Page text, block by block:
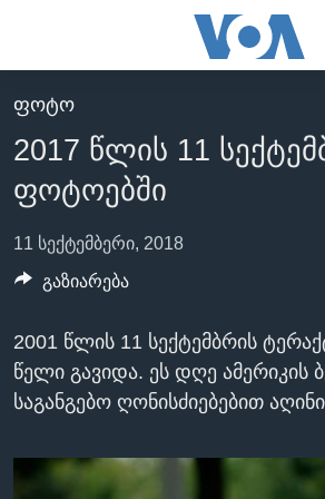
გადადით
მთავარზე
გადადით
მთავარ
ნავიგაციაზე
გადადით
ძიებაზე
ᲛᲗᲐᲕᲐᲠᲘ
ᲐᲮᲐᲚᲘ ᲐᲛᲑᲔᲑᲘ
ᲡᲐᲥᲐᲠᲗᲕᲔᲚᲝ
ᲐᲨᲨ
ᲐᲨᲨ-ᲘᲡ ᲐᲠᲩᲔᲕᲜᲔᲑᲘ 2024
ᲕᲘᲓᲔᲝᲔᲑᲘ
ᲒᲐᲓᲐᲪᲔᲛᲔᲑᲘ
ᲮᲔᲓᲕᲐ ᲕᲐᲨᲘᲜᲒᲢᲝᲜᲘᲓᲐᲜ
ᲞᲝᲚᲘᲢᲘᲙᲐ
ᲠᲣᲡᲔᲗᲘᲡ ᲨᲔᲭᲠᲐ ᲣᲙᲠᲐᲘᲜᲐᲨᲘ
ᲤᲝᲢᲝ
2017 წლის 11
ფოტოებში
11 სექტემბერი, 2018
2001 წლის 11 სექტემბრის
წელი გავიდა. ეს დღე ამერიკის
საგანგებო ღონისძიებებით
გაზიარება